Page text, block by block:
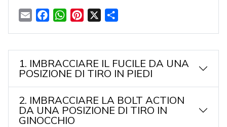
Email FacebookWhatsApp
Pinterest
1. IMBRACCIARE IL FUCILE DA UNA
POSIZIONE DI TIRO IN PIEDI
2. IMBRACCIARE LA BOLT ACTION
DA UNA POSIZIONE DI TIRO IN
GINOCCHIO